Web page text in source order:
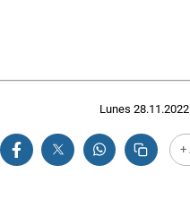
Lunes 28.11.2022
+